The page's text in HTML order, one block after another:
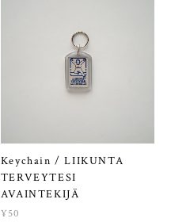
Keychain / LIIKUNTA
TERVEYTESI
AVAINTEKIJÄ
¥50